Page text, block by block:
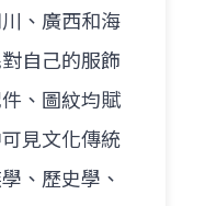
、廣西和海
自己的服飾
、圖紋均賦
見文化傳統
、歷史學、